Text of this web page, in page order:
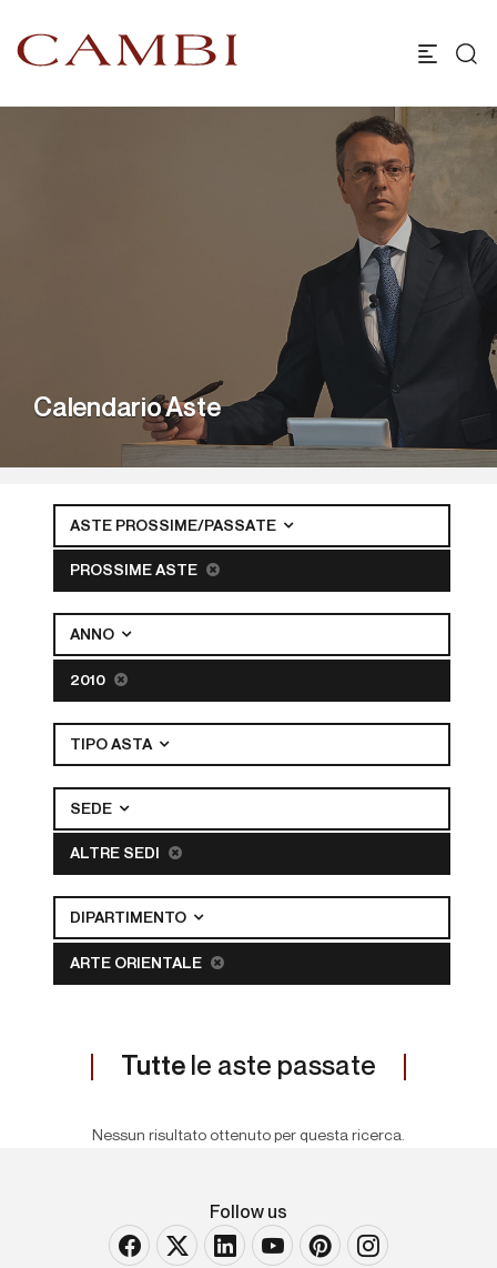
Calendario Aste
ASTE PROSSIME/PASSATE
PROSSIME ASTE
ANNO
2010
TIPO ASTA
SEDE
ALTRE SEDI
DIPARTIMENTO
ARTE ORIENTALE
Tutte le aste passate
Nessun risultato ottenuto per questa ricerca.
Follow us